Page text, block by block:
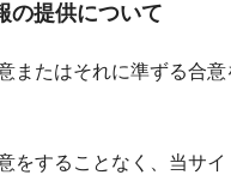
の提供について
またはそれに準ずる合
をすることなく、当サ